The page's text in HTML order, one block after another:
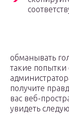
обманывать
такие попытки
получите
вас веб-
увидеть